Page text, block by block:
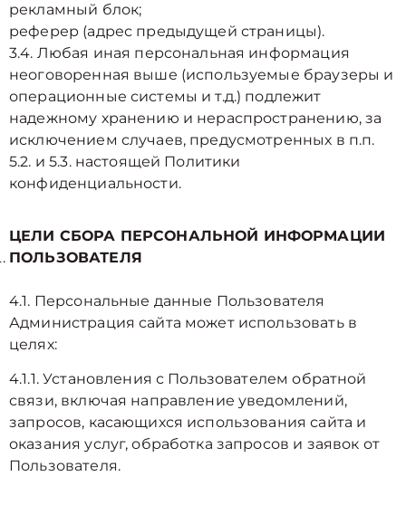
рекламный блок;
реферер (адрес предыдущей страницы).
3.4. Любая иная персональная информация
неоговоренная выше (используемые браузеры и
операционные системы и т.д.) подлежит
надежному хранению и нераспространению, за
исключением случаев, предусмотренных в п.п.
5.2. и 5.3. настоящей Политики
конфиденциальности.
ЦЕЛИ СБОРА ПЕРСОНАЛЬНОЙ ИНФОРМАЦИИ
ПОЛЬЗОВАТЕЛЯ
4.1. Персональные данные Пользователя
Администрация сайта может использовать в
целях:
4.1.1. Установления с Пользователем обратной
связи, включая направление уведомлений,
запросов, касающихся использования сайта и
оказания услуг, обработка запросов и заявок от
Пользователя.